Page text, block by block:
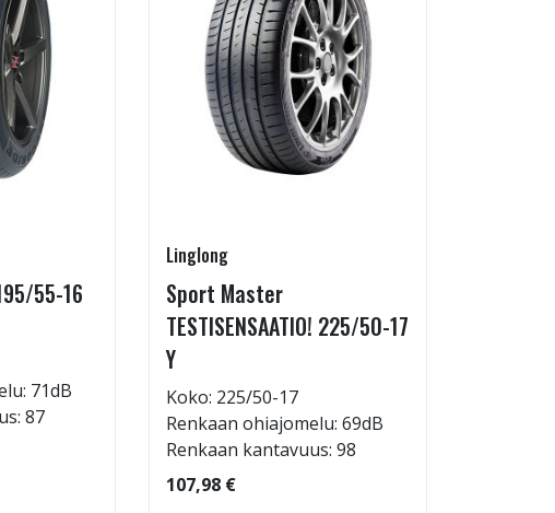
55-16
71dB
87
Linglong
Sport Master
TESTISENSAATIO! 225/50-17
Y
Koko: 225/50-17
Renkaan ohiajomelu: 69dB
Renkaan kantavuus: 98
107,98 €